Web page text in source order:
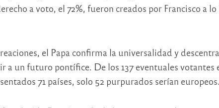
a voto, el 72%, fueron creados por Francisco a
el Papa confirma la universalidad y
a un futuro pontífice. De los 137 eventuales votantes
71 países, solo 52 purpurados serían europeos.